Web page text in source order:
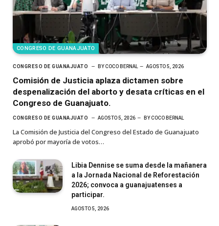
CONGRESO DE GUANAJUATO
CONGRESO DE GUANAJUATO BYCOCO BERNAL AGOSTO 5, 2026
Comisión de Justicia aplaza dictamen sobre
despenalización del aborto y desata críticas en el
Congreso de Guanajuato.
CONGRESO DE GUANAJUATO AGOSTO 5, 2026 BYCOCO BERNAL
La Comisión de Justicia del Congreso del Estado de Guanajuato
aprobó por mayoría de votos…
Libia Dennise se suma desde la mañanera
a la Jornada Nacional de Reforestación
2026; convoca a guanajuatenses a
participar.
AGOSTO 5, 2026